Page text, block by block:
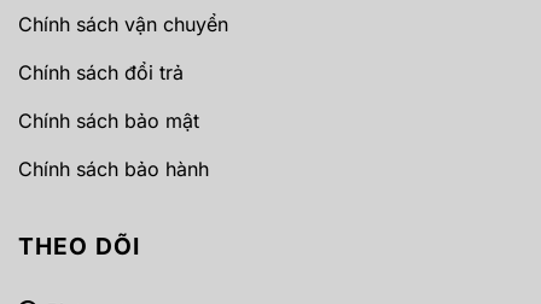
Chính sách vận chuyển
Chính sách đổi trả
Chính sách bảo mật
Chính sách bảo hành
THEO DÕI